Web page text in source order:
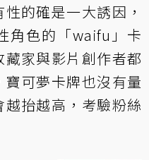
的確是一大誘因，
角色的「waifu」卡
家與影片創作者都
可夢卡牌也沒有量
抬越高，考驗粉絲